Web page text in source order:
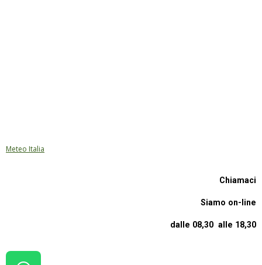
Meteo Italia
Chiamaci
Siamo on-line
dalle 08,30 alle 18,30